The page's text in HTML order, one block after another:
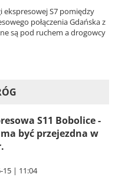
S7 pomiędzy
połączenia Gdańska z
są pod ruchem a drogowcy
S11 Bobolice -
być przejezdna w
15 | 11:04